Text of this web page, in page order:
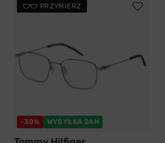
PRZYMIERZ
-30% WYSYŁKA 24H